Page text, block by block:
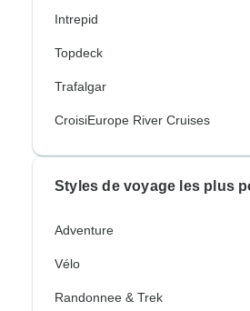
Intrepid
Topdeck
Trafalgar
CroisiEurope River Cruises
Styles de voyage les plus
Adventure
Vélo
Randonnee & Trek